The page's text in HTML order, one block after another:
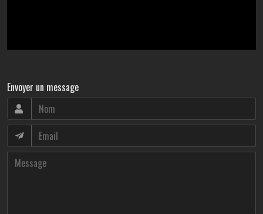
Envoyer un message